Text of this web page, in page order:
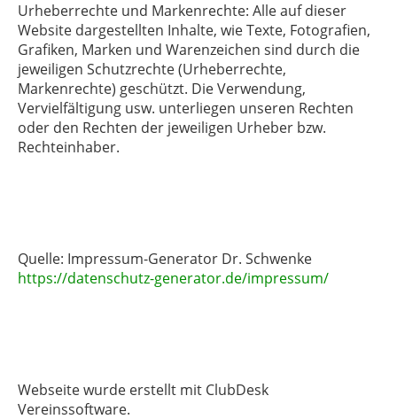
Urheberrechte und Markenrechte: Alle auf dieser
Website dargestellten Inhalte, wie Texte, Fotografien,
Grafiken, Marken und Warenzeichen sind durch die
jeweiligen Schutzrechte (Urheberrechte,
Markenrechte) geschützt. Die Verwendung,
Vervielfältigung usw. unterliegen unseren Rechten
oder den Rechten der jeweiligen Urheber bzw.
Rechteinhaber.
Quelle: Impressum-Generator Dr. Schwenke
https://datenschutz-generator.de/impressum/
Webseite wurde erstellt mit ClubDesk
Vereinssoftware.